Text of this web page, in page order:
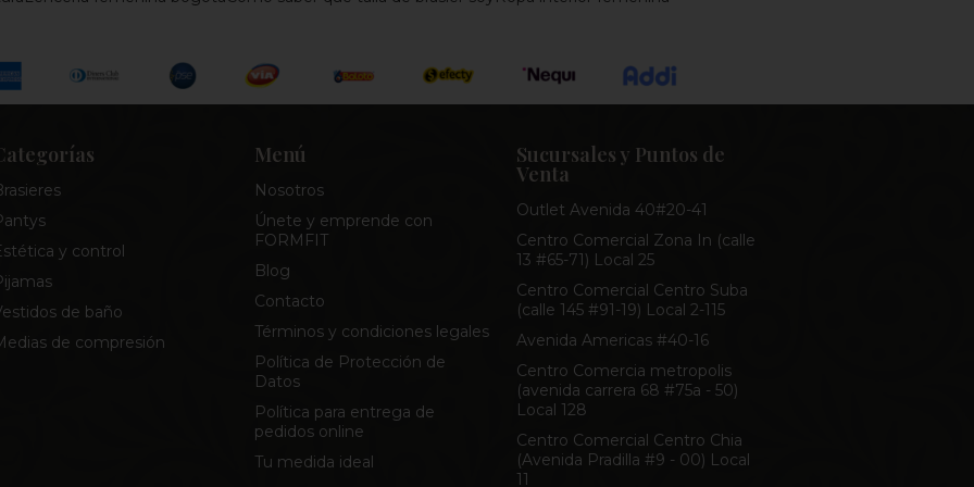
y control
de baño
de compresión
Menú
Nosotros
Únete y emprende con
FORMFIT
Blog
Contacto
Términos y condiciones legales
Política de Protección de
Datos
Política para entrega de
pedidos online
Tu medida ideal
Sucursales y Puntos de
Venta
Outlet Avenida 40#20-41
Centro Comercial Zona In (calle
13 #65-71) Local 25
Centro Comercial Centro Suba
(calle 145 #91-19) Local 2-115
Avenida Americas #40-16
Centro Comercia metropolis
(avenida carrera 68 #75a - 50)
Local 128
Centro Comercial Centro Chia
(Avenida Pradilla #9 - 00) Local
11